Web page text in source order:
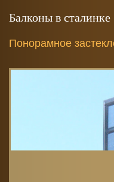
Балконы в сталинке
Понорамное